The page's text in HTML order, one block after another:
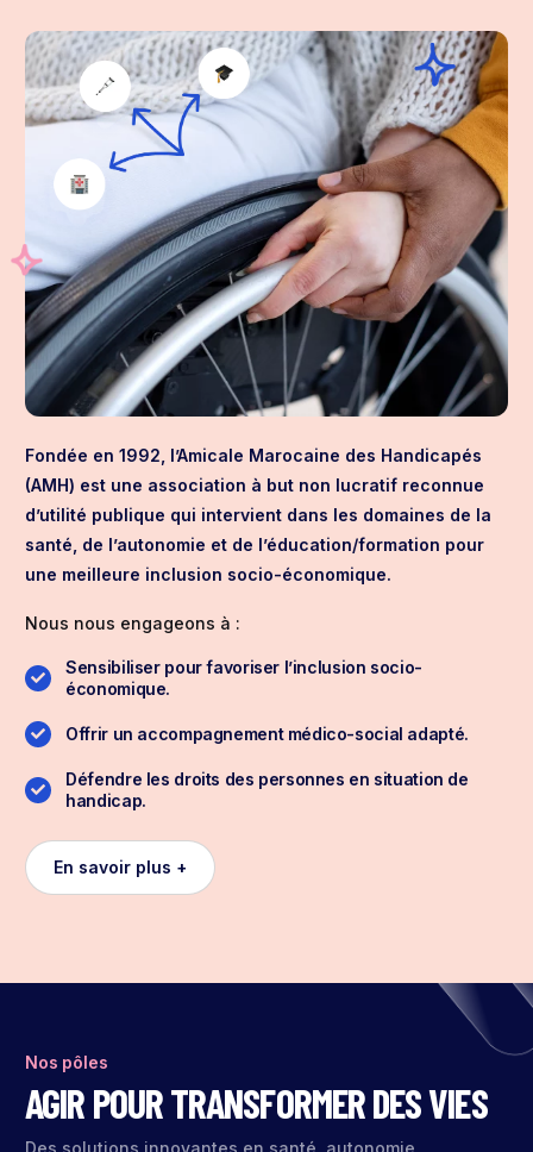
Fondée en 1992, l’Amicale Marocaine des Handicapés
(AMH) est une association à but non lucratif reconnue
d’utilité publique qui intervient dans les domaines de la
santé, de l’autonomie et de l’éducation/formation pour
une meilleure inclusion socio-économique.
Nous nous engageons à :
Sensibiliser pour favoriser l’inclusion socio-
économique.
Offrir un accompagnement médico-social adapté.
Défendre les droits des personnes en situation de
handicap.
En savoir plus +
Nos pôles
AGIR POUR TRANSFORMER DES VIES
Des solutions innovantes en santé, autonomie,